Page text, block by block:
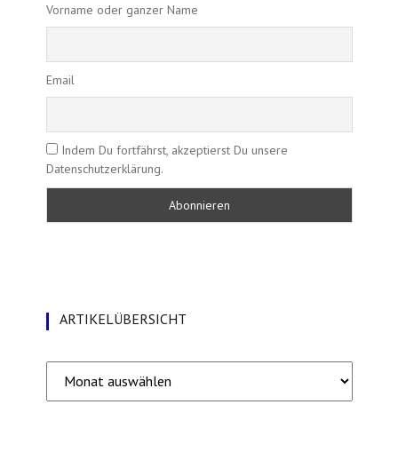
Vorname oder ganzer Name
Email
Indem Du fortfährst, akzeptierst Du unsere
Datenschutzerklärung.
ARTIKELÜBERSICHT